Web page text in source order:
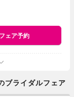
フェア予約
ライダルフェア